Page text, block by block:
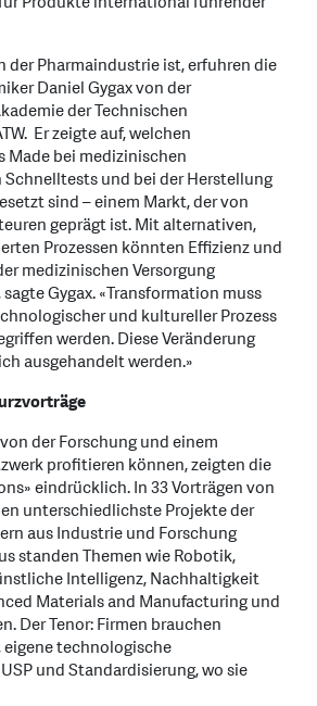
der Pharmaindustrie ist, erfuhren die
Daniel Gygax von der
der Technischen
Er zeigte auf, welchen
Made bei medizinischen
und bei der Herstellung
sind – einem Markt, der von
geprägt ist. Mit alternativen,
Prozessen könnten Effizienz und
medizinischen Versorgung
Gygax. «Transformation muss
und kultureller Prozess
werden. Diese Veränderung
ausgehandelt werden.»
der Forschung und einem
profitieren können, zeigten die
eindrücklich. In 33 Vorträgen von
unterschiedlichste Projekte der
aus Industrie und Forschung
standen Themen wie Robotik,
Intelligenz, Nachhaltigkeit
Materials and Manufacturing und
Der Tenor: Firmen brauchen
eigene technologische
und Standardisierung, wo sie